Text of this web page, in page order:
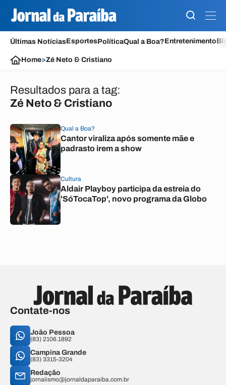
Últimas NotíciasEsportesPolíticaQual a Boa?Entretenimento
Home>Zé Neto & Cristiano
Resultados para a tag:
Zé Neto & Cristiano
Qual a Boa?
Cantor viraliza após somente mãe e
padrasto irem a show
Cultura
Aldair Playboy participa da estreia do
'SóTocaTop', novo programa da Globo
Contate-nos
João Pessoa
(83) 2106.1892
Campina Grande
(83) 3315-3204
Redação
jornalismo@jornaldaparaiba.com.br